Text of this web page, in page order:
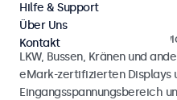
Fahrzeugintegration
Touchscreen-Monitore,
LKW, Bussen, Kränen und
eMark-zertifizierten Displays
Eingangsspannungsbereich
Hilfe & Support
Über Uns
Kontakt